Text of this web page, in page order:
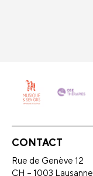
CONTACT
Rue de Genève 12
CH – 1003 Lausanne